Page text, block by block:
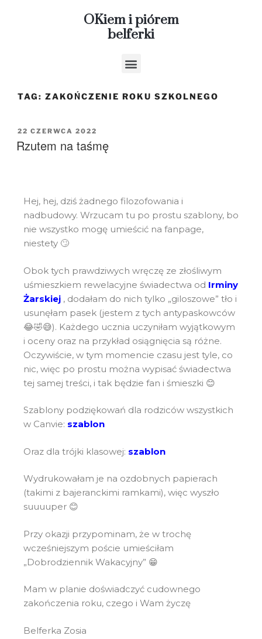
OKiem i piórem
belferki
TAG: ZAKOŃCZENIE ROKU SZKOLNEGO
22 CZERWCA 2022
Rzutem na taśmę
Hej, hej, dziś żadnego filozofowania i
nadbudowy. Wrzucam tu po prostu szablony, bo
nie wszystko mogę umieścić na fanpage,
niestety 🙄
Obok tych prawdziwych wręczę ze złośliwym
uśmieszkiem rewelacyjne świadectwa od Irminy
Żarskiej , dodałam do nich tylko „giloszowe” tło i
usunęłam pasek (jestem z tych antypaskowców
😂🤣😅). Każdego ucznia uczyniłam wyjątkowym
i oceny oraz na przykład osiągnięcia są różne.
Oczywiście, w tym momencie czasu jest tyle, co
nic, więc po prostu można wypisać świadectwa
tej samej treści, i tak będzie fan i śmieszki 😊
Szablony podziękowań dla rodziców wszystkich
w Canvie: szablon
Oraz dla trójki klasowej: szablon
Wydrukowałam je na ozdobnych papierach
(takimi z bajeranckimi ramkami), więc wyszło
suuuuper 😊
Przy okazji przypominam, że w trochę
wcześniejszym poście umieściłam
„Dobrodziennik Wakacyjny” 😁
Mam w planie doświadczyć cudownego
zakończenia roku, czego i Wam życzę
Belferka Zosia